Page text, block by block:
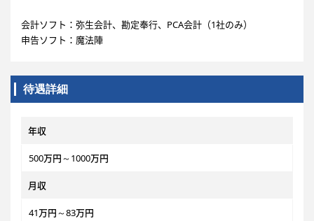
会計ソフト：弥生会計、勘定奉行、PCA会計（1社のみ）
申告ソフト：魔法陣
待遇詳細
年収
500万円～1000万円
月収
41万円～83万円